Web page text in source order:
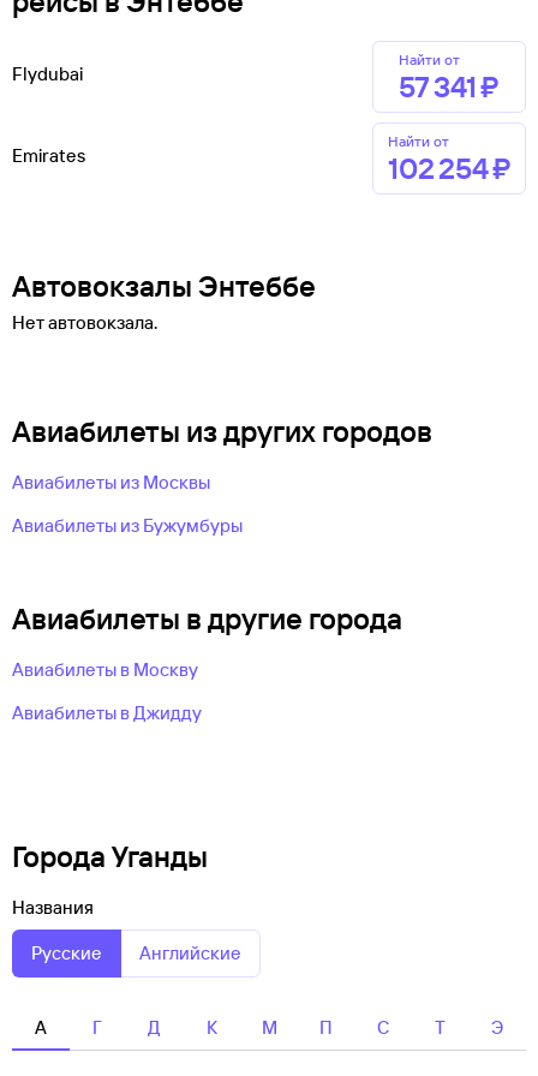
Flydubai
Найти от
57 ⁠341 ⁠₽
Emirates
Найти от
102 ⁠254 ⁠₽
Автовокзалы Энтеббе
Нет автовокзала.
Авиабилеты из других городов
Авиабилеты из Москвы
Авиабилеты из Бужумбуры
Авиабилеты в другие города
Авиабилеты в Москву
Авиабилеты в Джидду
Города Уганды
Названия
Русские
Английские
А Г Д К М П С Т Э